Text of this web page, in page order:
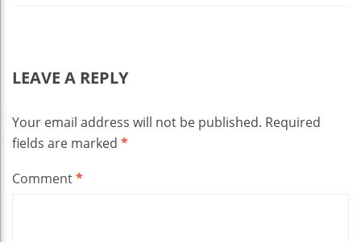
LEAVE A REPLY
Your email address will not be published. Required
fields are marked *
Comment*